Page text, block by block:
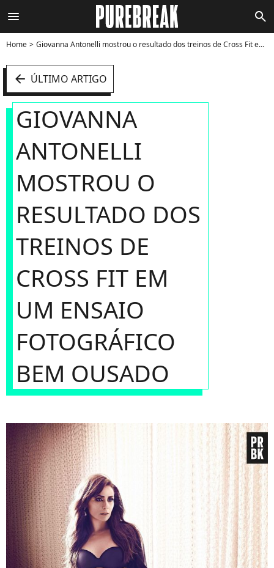
menu search
Home Giovanna Antonelli mostrou o resultado dos treinos de Cross Fit em um ensaio fotográfico bem ousado - Foto
arrow_left ÚLTIMO ARTIGO
GIOVANNA
ANTONELLI
MOSTROU O
RESULTADO DOS
TREINOS DE
CROSS FIT EM
UM ENSAIO
FOTOGRÁFICO
BEM OUSADO